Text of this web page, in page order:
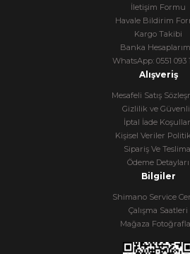
İletişim Formu
Havale Bildirim
Kargo Takibi
Banka
WhatsApp: 0551 093
Alışveriş
Mesafeli Satış
Gizlilik ve
İptal İade
Kişisel Veriler
Sipariş Ve
Ödeme Detayları
Bilgiler
Shimano Service
Çalışma Saatleri
Mağaza